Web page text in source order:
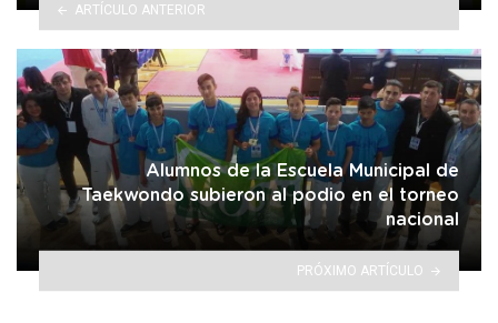
ARTÍCULO ANTERIOR
Alumnos de la Escuela Municipal de
Taekwondo subieron al podio en el torneo
nacional
PRÓXIMO ARTÍCULO